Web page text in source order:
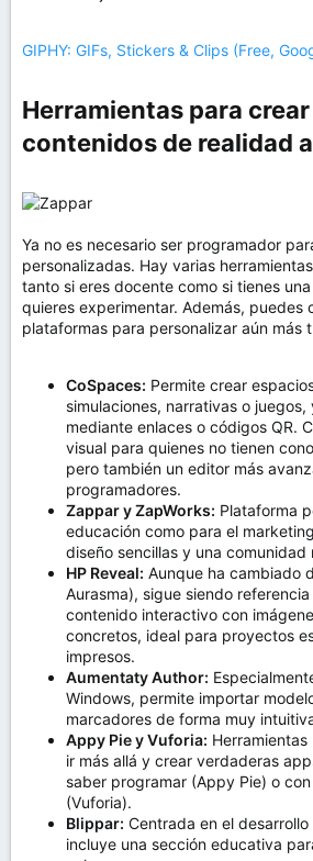
GIPHY: GIFs, Stickers & Clips (Free,
Herramientas para
contenidos de realidad
Ya no es necesario ser programador
personalizadas. Hay varias
tanto si eres docente como si tienes
quieres experimentar. Además, puedes
plataformas para personalizar aún más
CoSpaces: Permite crear
simulaciones, narrativas o
mediante enlaces o códigos QR.
visual para quienes no tienen
pero también un editor más
programadores.
Zappar y ZapWorks: Plataforma
educación como para el
diseño sencillas y una comunidad
HP Reveal: Aunque ha cambiado
Aurasma), sigue siendo
contenido interactivo con
concretos, ideal para proyectos
impresos.
Aumentaty Author:
Windows, permite importar
marcadores de forma muy
Appy Pie y Vuforia:
ir más allá y crear verdaderas
saber programar (Appy Pie) o
(Vuforia).
Blippar: Centrada en el
incluye una sección educativa